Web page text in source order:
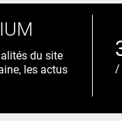
du site
les actus
/